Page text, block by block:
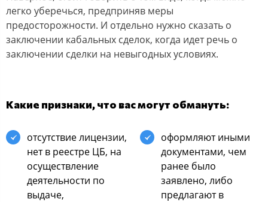
легко уберечься, предприняв меры
предосторожности. И отдельно нужно сказать о
заключении кабальных сделок, когда идет речь о
заключении сделки на невыгодных условиях.
Какие признаки, что вас могут обмануть:
отсутствие лицензии,
нет в реестре ЦБ, на
осуществление
деятельности по
выдаче,
оформляют иными
документами, чем
ранее было
заявлено, либо
предлагают в